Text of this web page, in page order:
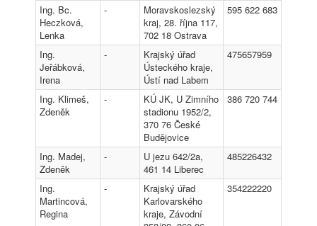
Ing. Bc.
Heczková,
Lenka
-
Moravskoslezský
kraj, 28. října 117,
702 18 Ostrava
595 622 683
Ing.
Jeřábková,
Irena
-
Krajský úřad
Ústeckého kraje,
Ústí nad Labem
475657959
Ing. Klimeš,
Zdeněk
-
KÚ JK, U Zimního
stadionu 1952/2,
370 76 České
Budějovice
386 720 744
Ing. Madej,
Zdeněk
-
U jezu 642/2a,
461 14 Liberec
485226432
Ing.
Martincová,
Regina
-
Krajský úřad
Karlovarského
kraje, Závodní
354222220